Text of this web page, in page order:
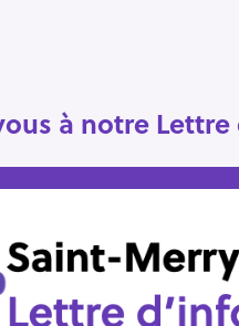
à notre Lettre